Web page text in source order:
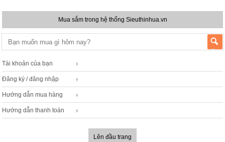
Mua sắm trong hệ thống Sieuthinhua.vn
Tài khoản của bạn
Đăng ký / đăng nhập
Hướng dẫn mua hàng
Hướng dẫn thanh toán
Lên đầu trang